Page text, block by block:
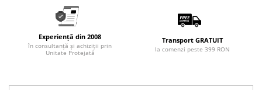
Experiență din 2008
în consultanță și achiziții prin
Unitate Protejată
Transport GRATUIT
la comenzi peste 399 RON